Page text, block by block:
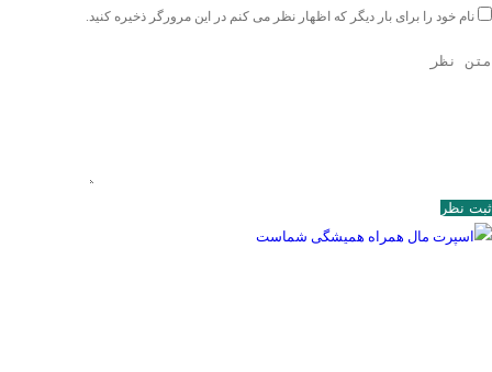
نام خود را برای بار دیگر که اظهار نظر می کنم در این مرورگر ذخیره کنید.